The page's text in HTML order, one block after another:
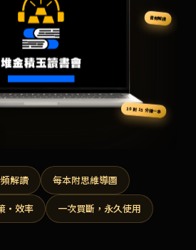
音頻解讀
10 到 15 分鐘一本
解讀 每本附思維導圖
・效率 一次買斷，永久使用